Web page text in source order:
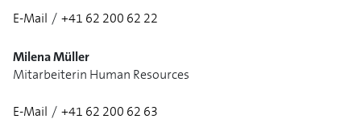
E-Mail / +41 62 200 62 22
Milena Müller
Mitarbeiterin Human Resources
E-Mail / +41 62 200 62 63